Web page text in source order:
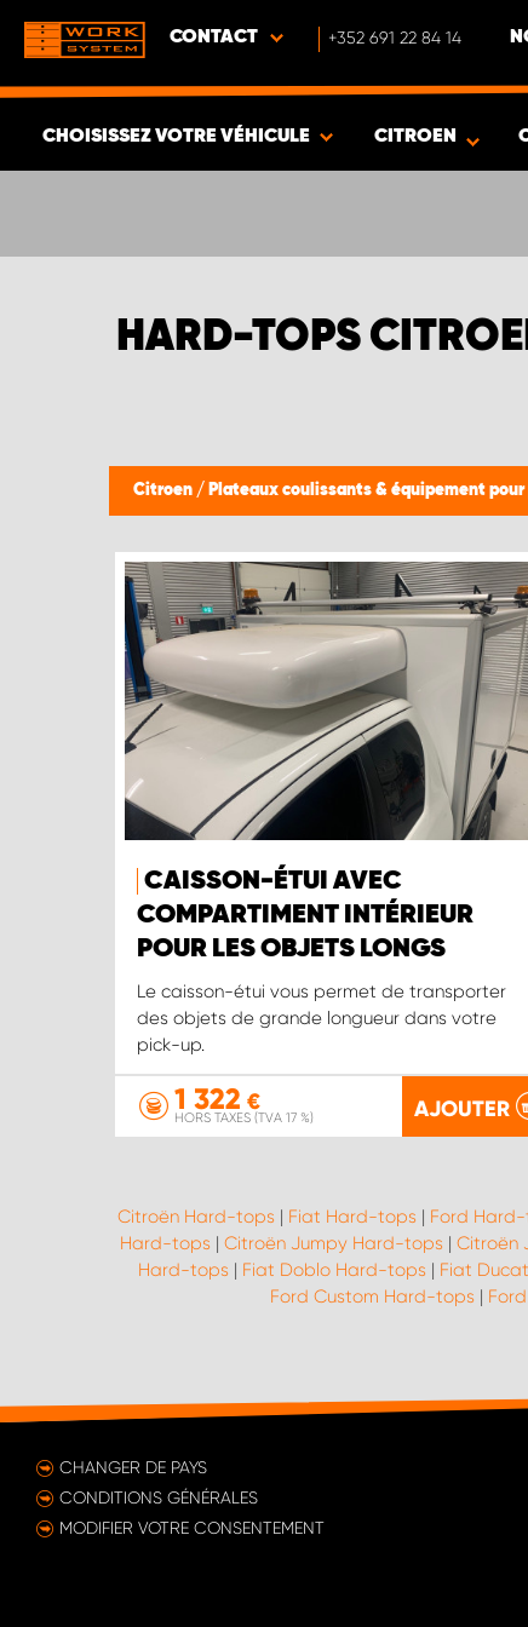
CONTACT +352 691 22 84 14
CHOISISSEZ VOTRE VÉHICULE CITROEN
HARD-TOPS
Citroen / Plateaux coulissants & équipement
CAISSON-ÉTUI AVEC
COMPARTIMENT INTÉRIEUR
POUR LES OBJETS LONGS
Le caisson-étui vous permet de transporter
des objets de grande longueur dans votre
pick-up.
1 322 €
HORS TAXES (TVA 17 %) AJOUTER
Citroën Hard-tops | Fiat Hard-tops | Ford
Hard-tops | Citroën Jumpy Hard-tops | Citroën
Hard-tops | Fiat Doblo Hard-tops | Fiat
Ford Custom Hard-tops |
CHANGER DE PAYS
CONDITIONS GÉNÉRALES
MODIFIER VOTRE CONSENTEMENT